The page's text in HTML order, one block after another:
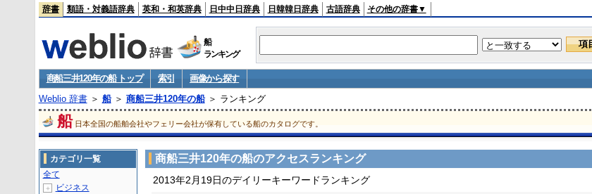
辞書 類語・対義語辞典 英和・和英辞典 日中中日辞典 日韓韓日辞典 古語辞典 その他の辞書▼
船
ランキング
商船三井120年の船 トップ 索引
画像から探す
Weblio 辞書＞ 船＞ 商船三井120年の船＞ ランキング
船 日本全国の船舶会社やフェリー会社が保有している船のカタログです。
商船三井120年の船のアクセスランキング
2013年2月19日のデイリーキーワードランキング
カテゴリ一覧
全て
＋ ビジネス